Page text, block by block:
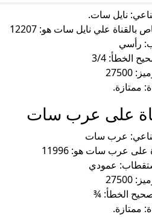
نايل سات.
بالقناة علي نايل سات هو: 12207
رأسي
الخطأ: 3/4
ممتازة.
على عرب سات
عرب سات
على عرب سات هو: 11996
عمودي
الخطأ: ¾
ممتازة.